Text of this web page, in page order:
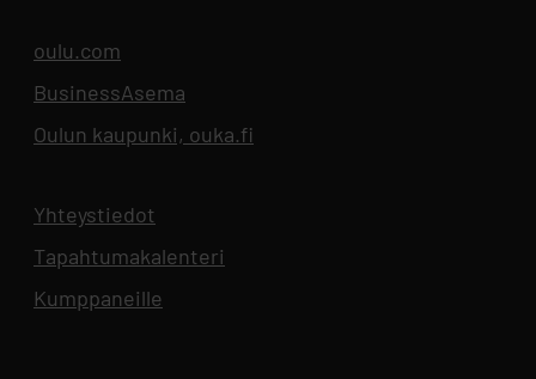
oulu.com
BusinessAsema
Oulun kaupunki, ouka.fi
Yhteystiedot
Tapahtumakalenteri
Kumppaneille